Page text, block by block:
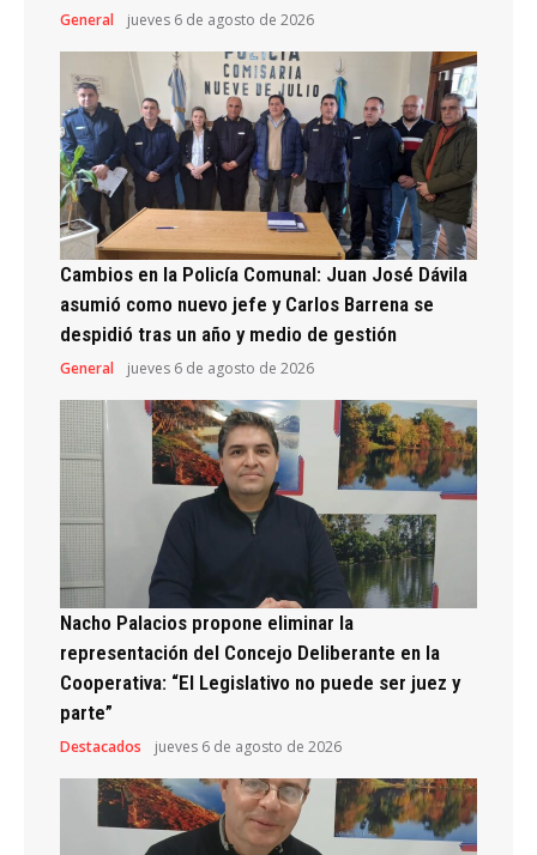
General jueves 6 de agosto de 2026
Cambios en la Policía Comunal: Juan José Dávila
asumió como nuevo jefe y Carlos Barrena se
despidió tras un año y medio de gestión
General jueves 6 de agosto de 2026
Nacho Palacios propone eliminar la
representación del Concejo Deliberante en la
Cooperativa: “El Legislativo no puede ser juez y
parte”
Destacados jueves 6 de agosto de 2026